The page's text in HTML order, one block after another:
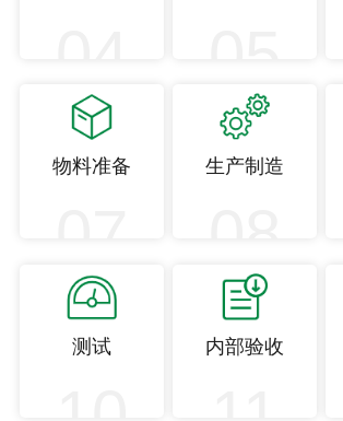
物料准备 生产制造
测试 内部验收